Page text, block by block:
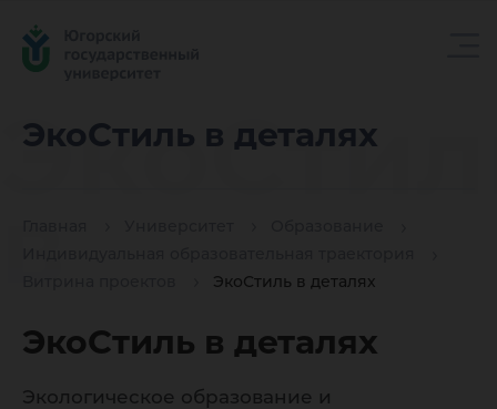
ЭкоСтиль в деталях
ЭкоСтиль в деталях
деталях
ЭкоСтиль в деталях
Экологическое образование и